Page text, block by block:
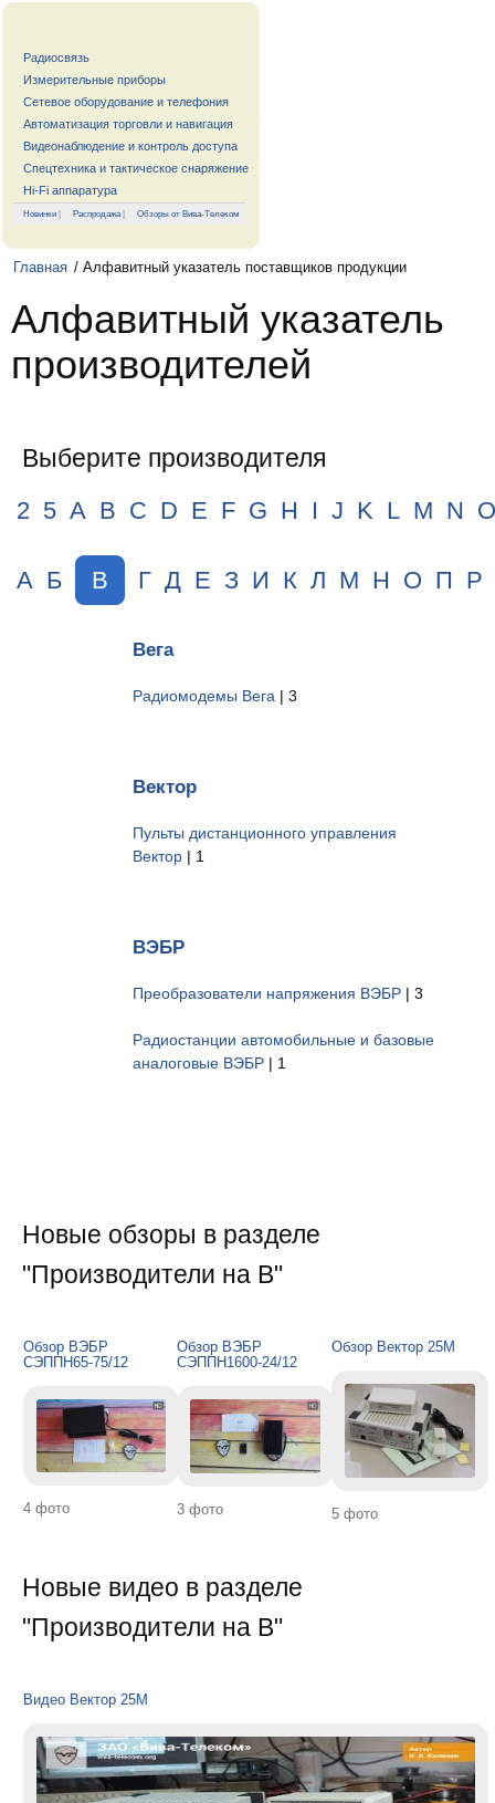
Радиосвязь
Измерительные приборы
Сетевое оборудование и телефония
Автоматизация торговли и навигация
Видеонаблюдение и контроль доступа
Спецтехника и тактическое снаряжение
Hi-Fi аппаратура
Новинки | Распродажа| Обзоры от Вива-Телеком
Главная / Алфавитный указатель поставщиков продукции
Алфавитный указатель
производителей
Выберите производителя
2 5 A B C D E F G H I J K L M N O
А Б В Г Д Е З И К Л М Н О П Р
Вега
Радиомодемы Вега | 3
Вектор
Пульты дистанционного управления
Вектор | 1
ВЭБР
Преобразователи напряжения ВЭБР | 3
Радиостанции автомобильные и базовые
аналоговые ВЭБР | 1
Новые обзоры в разделе
"Производители на В"
Обзор ВЭБР
СЭППН65-75/12
4 фото
Обзор ВЭБР
СЭППН1600-24/12
3 фото
Обзор Вектор 25М
5 фото
Новые видео в разделе
"Производители на В"
Видео Вектор 25М